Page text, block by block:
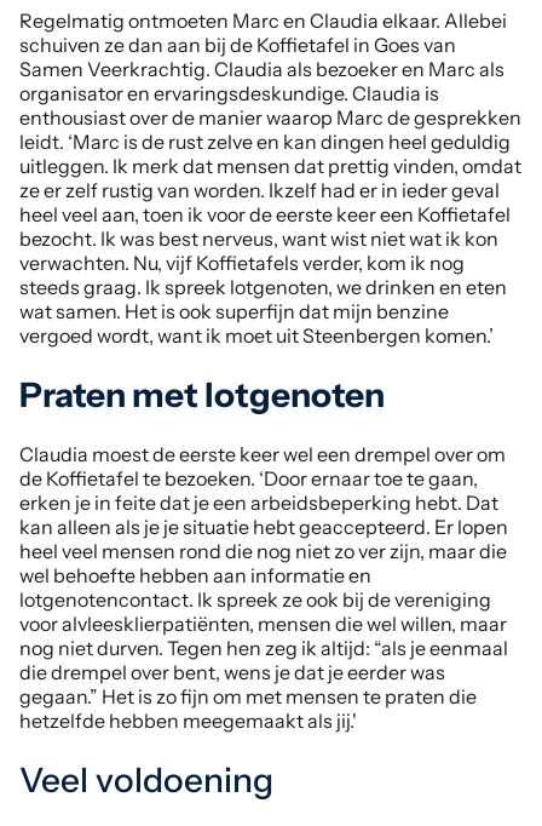
Regelmatig ontmoeten Marc en Claudia elkaar. Allebei
schuiven ze dan aan bij de Koffietafel in Goes van
Samen Veerkrachtig. Claudia als bezoeker en Marc als
organisator en ervaringsdeskundige. Claudia is
enthousiast over de manier waarop Marc de gesprekken
leidt. ‘Marc is de rust zelve en kan dingen heel geduldig
uitleggen. Ik merk dat mensen dat prettig vinden, omdat
ze er zelf rustig van worden. Ikzelf had er in ieder geval
heel veel aan, toen ik voor de eerste keer een Koffietafel
bezocht. Ik was best nerveus, want wist niet wat ik kon
verwachten. Nu, vijf Koffietafels verder, kom ik nog
steeds graag. Ik spreek lotgenoten, we drinken en eten
wat samen. Het is ook superfijn dat mijn benzine
vergoed wordt, want ik moet uit Steenbergen komen.’
Praten met lotgenoten
Claudia moest de eerste keer wel een drempel over om
de Koffietafel te bezoeken. ‘Door ernaar toe te gaan,
erken je in feite dat je een arbeidsbeperking hebt. Dat
kan alleen als je je situatie hebt geaccepteerd. Er lopen
heel veel mensen rond die nog niet zo ver zijn, maar die
wel behoefte hebben aan informatie en
lotgenotencontact. Ik spreek ze ook bij de vereniging
voor alvleesklierpatiënten, mensen die wel willen, maar
nog niet durven. Tegen hen zeg ik altijd: “als je eenmaal
die drempel over bent, wens je dat je eerder was
gegaan.” Het is zo fijn om met mensen te praten die
hetzelfde hebben meegemaakt als jij.'
Veel voldoening